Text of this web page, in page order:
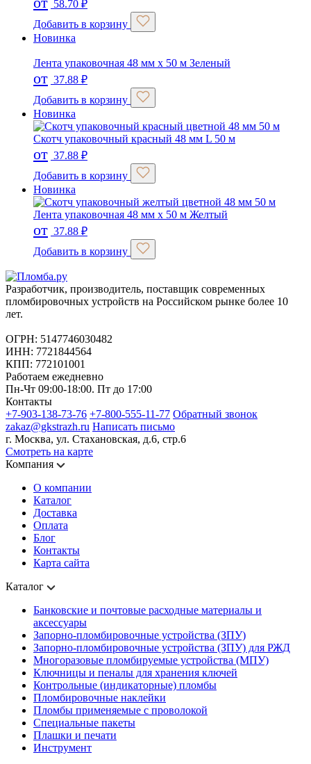
58.70 ₽
Добавить в корзину
Новинка
Лента упаковочная 48 мм х 50 м Зеленый
от 37.88 ₽
Добавить в корзину
Новинка
Скотч упаковочный красный 48 мм L 50 м
от 37.88 ₽
Добавить в корзину
Новинка
Лента упаковочная 48 мм х 50 м Желтый
от 37.88 ₽
Добавить в корзину
Разработчик, производитель, поставщик современных
пломбировочных устройств на Российском рынке более 10
лет.
ОГРН: 5147746030482
ИНН: 7721844564
КПП: 772101001
Работаем ежедневно
Пн-Чт 09:00-18:00. Пт до 17:00
Контакты
+7-903-138-73-76 +7-800-555-11-77 Обратный звонок
zakaz@gkstrazh.ru Написать письмо
г. Москва, ул. Стахановская, д.6, стр.6
Смотреть на карте
Компания
О компании
Каталог
Доставка
Оплата
Блог
Контакты
Карта сайта
Каталог
Банковские и почтовые расходные материалы и
аксессуары
Запорно-пломбировочные устройства (ЗПУ)
Запорно-пломбировочные устройства (ЗПУ) для РЖД
Многоразовые пломбируемые устройства (МПУ)
Ключницы и пеналы для хранения ключей
Контрольные (индикаторные) пломбы
Пломбировочные наклейки
Пломбы применяемые с проволокой
Специальные пакеты
Плашки и печати
Инструмент